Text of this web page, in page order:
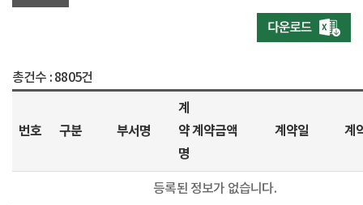
총건수 : 8805건
번호 구분 부서명
계
약
명
계약금액 계약일 계
등록된 정보가 없습니다.